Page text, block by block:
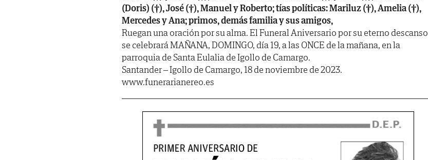
(Doris) (†), José (†), Manuel y Roberto; tías políticas: Mariluz (†), Amelia (†),
Mercedes y Ana; primos, demás familia y sus amigos,
Ruegan una oración por su alma. El Funeral Aniversario por su eterno descanso
se celebrará MAÑANA, DOMINGO, día 19, a las ONCE de la mañana, en la
parroquia de Santa Eulalia de Igollo de Camargo.
Santander – Igollo de Camargo, 18 de noviembre de 2023.
www.funerarianereo.es